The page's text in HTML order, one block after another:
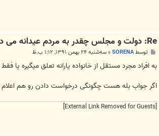
Re: دولت و مجلس چقدر به مردم عیدانه می دهند؟
ت
توسطSORENA
»سه‌شنبه ۲۴ بهمن ۱۳۹۱, ۱:۱۲ ب.ظ
به افراد مجرد مستقل از خانواده یارانه تعلق میگیره یا
اگر جواب بله هست چگونگی درخواست دادن رو هم اعلام
[External Link Removed for Guests]